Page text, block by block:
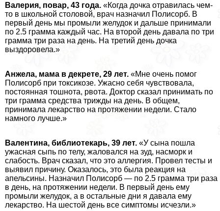
Валерия, повар, 43 года. «Когда дочка отравилась чем-
то в школьной столовой, врач назначил Полисорб. В
первый день мы промыли желудок и дальше принимали
по 2.5 грамма каждый час. На второй день давала по три
грамма три раза на день. На третий день дочка
выздоровела.»
Анжела, мама в декрете, 29 лет. «Мне очень помог
Полисорб при токсикозе. Ужасно себя чувствовала,
постоянная тошнота, рвота. Доктор сказал принимать по
три грамма средства трижды на день. В общем,
принимала лекарство на протяжении недели. Стало
намного лучше.»
Валентина, библиотекарь, 39 лет. «У сына пошла
ужасная сыпь по телу, жаловался на зуд, насморк и
слабость. Врач сказал, что это аллергия. Провел тесты и
выявил причину. Оказалось, это была реакция на
апельсины. Назначил Полисорб — по 2.5 грамма три раза
в день, на протяжении недели. В первый день ему
промыли желудок, а в остальные дни я давала ему
лекарство. На шестой день все симптомы исчезли.»